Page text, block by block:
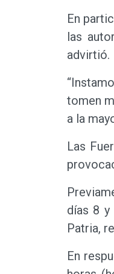
En
las
advirtió.
tomen
a la
Las
días 8 y
Patria,
En